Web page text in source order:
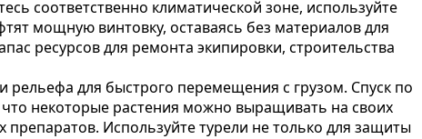
соответственно климатической зоне, используйте
мощную винтовку, оставаясь без материалов для
ресурсов для ремонта экипировки, строительства
для быстрого перемещения с грузом. Спуск по
некоторые растения можно выращивать на своих
Используйте турели не только для защиты